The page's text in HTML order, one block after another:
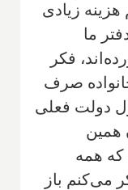
زیادی
ما
فکر
صرف
دولت فعلی
همین
همه
می‌کنم باز